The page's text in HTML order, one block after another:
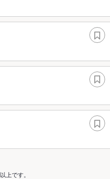
上です。